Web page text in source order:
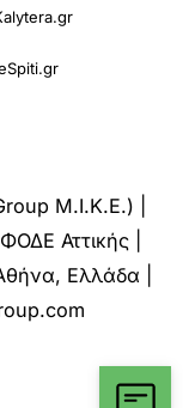
Μ.Ι.Κ.Ε.) |
Αττικής |
Ελλάδα |